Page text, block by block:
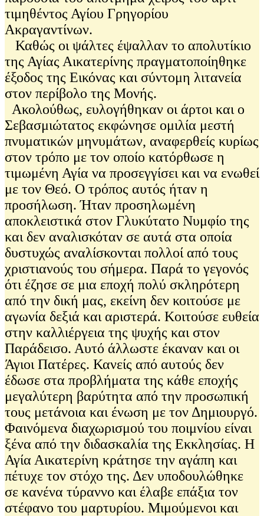
τιμηθέντος Αγίου Γρηγορίου
Ακραγαντίνων.
Καθώς οι ψάλτες έψαλλαν το απολυτίκιο
της Αγίας Αικατερίνης πραγματοποίηθηκε
έξοδος της Εικόνας και σύντομη λιτανεία
στον περίβολο της Μονής.
Ακολούθως, ευλογήθηκαν οι άρτοι και ο
Σεβασμιώτατος εκφώνησε ομιλία μεστή
πνυματικών μηνυμάτων, αναφερθείς κυρίως
στον τρόπο με τον οποίο κατόρθωσε η
τιμωμένη Αγία να προσεγγίσει και να ενωθεί
με τον Θεό. Ο τρόπος αυτός ήταν η
προσήλωση. Ήταν προσηλωμένη
αποκλειστικά στον Γλυκύτατο Νυμφίο της
και δεν αναλισκόταν σε αυτά στα οποία
δυστυχώς αναλίσκονται πολλοί από τους
χριστιανούς του σήμερα. Παρά το γεγονός
ότι έζησε σε μια εποχή πολύ σκληρότερη
από την δική μας, εκείνη δεν κοιτούσε με
αγωνία δεξιά και αριστερά. Κοιτούσε ευθεία
στην καλλιέργεια της ψυχής και στον
Παράδεισο. Αυτό άλλωστε έκαναν και οι
Άγιοι Πατέρες. Κανείς από αυτούς δεν
έδωσε στα προβλήματα της κάθε εποχής
μεγαλύτερη βαρύτητα από την προσωπική
τους μετάνοια και ένωση με τον Δημιουργό.
Φαινόμενα διαχωρισμού του ποιμνίου είναι
ξένα από την διδασκαλία της Εκκλησίας. Η
Αγία Αικατερίνη κράτησε την αγάπη και
πέτυχε τον στόχο της. Δεν υποδουλώθηκε
σε κανένα τύραννο και έλαβε επάξια τον
στέφανο του μαρτυρίου. Μιμούμενοι και